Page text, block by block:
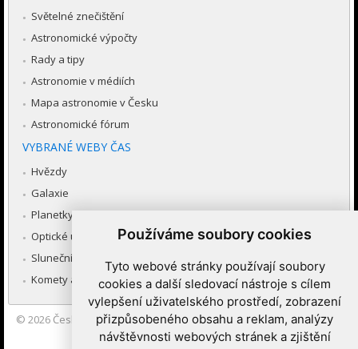
Používáme soubory cookies
Tyto webové stránky používají soubory
cookies a další sledovací nástroje s cílem
vylepšení uživatelského prostředí, zobrazení
přizpůsobeného obsahu a reklam, analýzy
návštěvnosti webových stránek a zjištění
Světelné znečištění
Astronomické výpočty
Rady a tipy
Astronomie v médiích
Mapa astronomie v Česku
Astronomické fórum
VYBRANÉ WEBY ČAS
Hvězdy
Galaxie
Planetky
Optické úkazy v atmosféře
Sluneční soustava
Komety a meteory
© 2026 Česká astronomická společnost|Hvězdárna a planetárium
Brno spolupracuje se serverem Astro.cz